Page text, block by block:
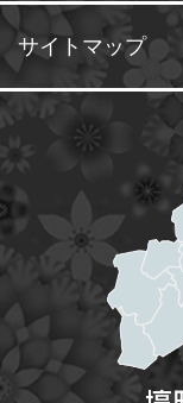
サイトマップ